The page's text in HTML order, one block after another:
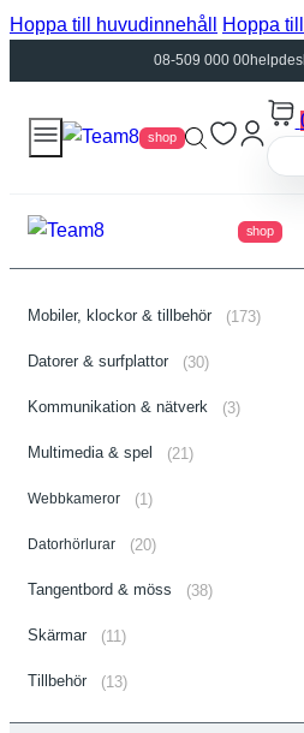
Hoppa till huvudinnehåll Hoppa
08-509 000 00
shop
shop
Mobiler, klockor & tillbehör (173)
Datorer & surfplattor (30)
Kommunikation & nätverk (3)
Multimedia & spel (21)
Webbkameror (1)
Datorhörlurar (20)
Tangentbord & möss (38)
Skärmar (11)
Tillbehör (13)